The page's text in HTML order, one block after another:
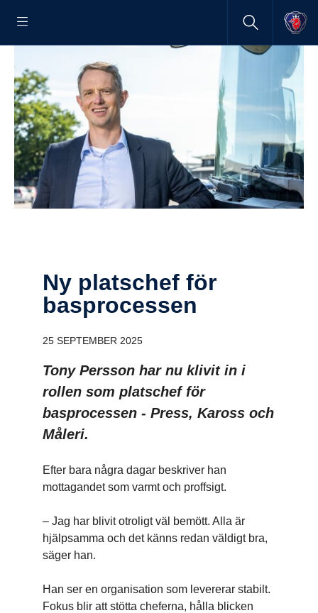
Ny plats­chef för
baspro­cessen
25 SEPTEMBER 2025
Tony Persson har nu klivit in i
rollen som platschef för
basprocessen - Press, Kaross och
Måleri.
Efter bara några dagar beskriver han
mottagandet som varmt och proffsigt.
– Jag har blivit otroligt väl bemött. Alla är
hjälpsamma och det känns redan väldigt bra,
säger han.
Han ser en organisation som levererar stabilt.
Fokus blir att stötta cheferna, hålla blicken